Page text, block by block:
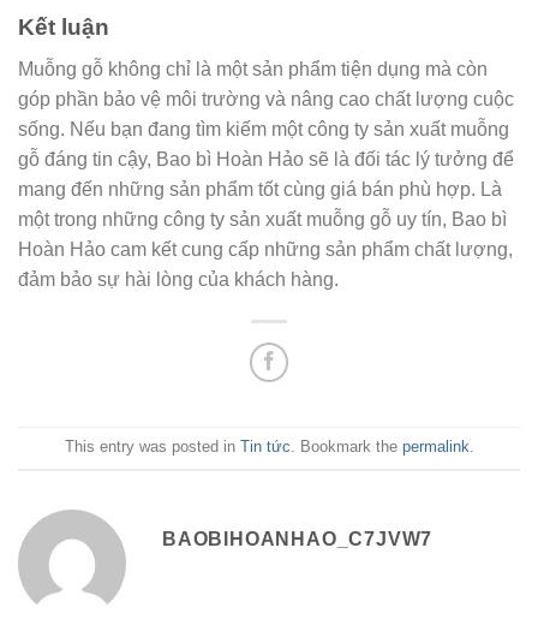
Kết luận
Muỗng gỗ không chỉ là một sản phẩm tiện dụng mà còn
góp phần bảo vệ môi trường và nâng cao chất lượng cuộc
sống. Nếu bạn đang tìm kiếm một công ty sản xuất muỗng
gỗ đáng tin cậy, Bao bì Hoàn Hảo sẽ là đối tác lý tưởng để
mang đến những sản phẩm tốt cùng giá bán phù hợp. Là
một trong những công ty sản xuất muỗng gỗ uy tín, Bao bì
Hoàn Hảo cam kết cung cấp những sản phẩm chất lượng,
đảm bảo sự hài lòng của khách hàng.
This entry was posted in Tin tức. Bookmark the permalink.
BAOBIHOANHAO_C7JVW7